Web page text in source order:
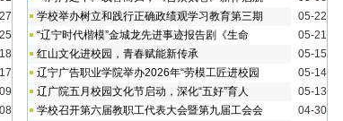
学校举办树立和践行正确政绩观学习教育第三期
05-22
“辽宁时代楷模”金城龙先进事迹报告剧《生命
05-21
红山文化进校园，青春赋能新传承
05-15
辽宁广告职业学院举办2026年“劳模工匠进校园
05-14
辽广院五月校园文化节启动，深化“五好”育人
05-13
学校召开第六届教职工代表大会暨第九届工会会
04-30